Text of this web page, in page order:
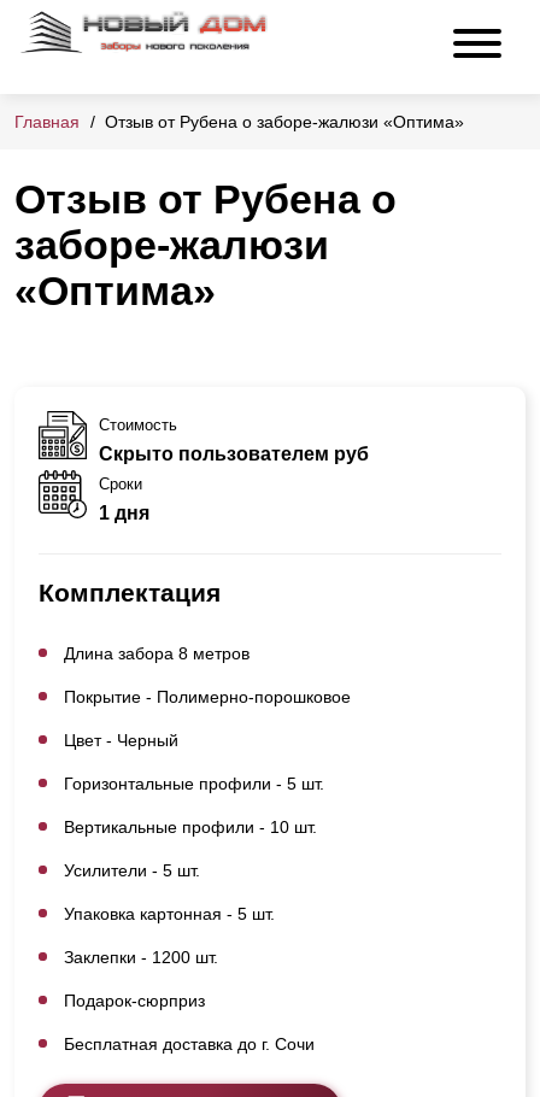
Главная Отзыв от Рубена о заборе-жалюзи «Оптима»
Отзыв от Рубена о
заборе-жалюзи
«Оптима»
Стоимость
Скрыто пользователем руб
Сроки
1 дня
Комплектация
Длина забора 8 метров
Покрытие - Полимерно-порошковое
Цвет - Черный
Горизонтальные профили - 5 шт.
Вертикальные профили - 10 шт.
Усилители - 5 шт.
Упаковка картонная - 5 шт.
Заклепки - 1200 шт.
Подарок-сюрприз
Бесплатная доставка до г. Сочи